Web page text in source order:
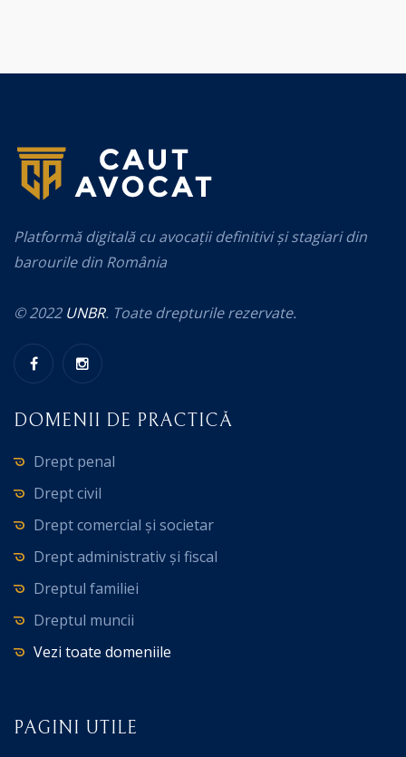
Platformă digitală cu avocații definitivi și stagiari din
barourile din România
© 2022 UNBR. Toate drepturile rezervate.
DOMENII DE PRACTICĂ
Drept penal
Drept civil
Drept comercial și societar
Drept administrativ și fiscal
Dreptul familiei
Dreptul muncii
Vezi toate domeniile
PAGINI UTILE